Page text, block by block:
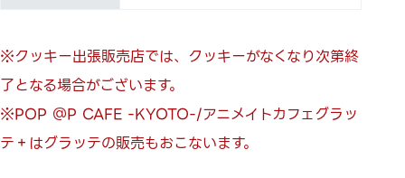
※クッキー出張販売店では、クッキーがなくなり次第終
了となる場合がございます。
※POP ＠P CAFE -KYOTO-/アニメイトカフェグラッ
テ＋はグラッテの販売もおこないます。